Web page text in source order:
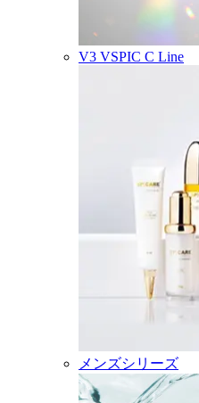
V3 VSPIC C Line
メンズシリーズ